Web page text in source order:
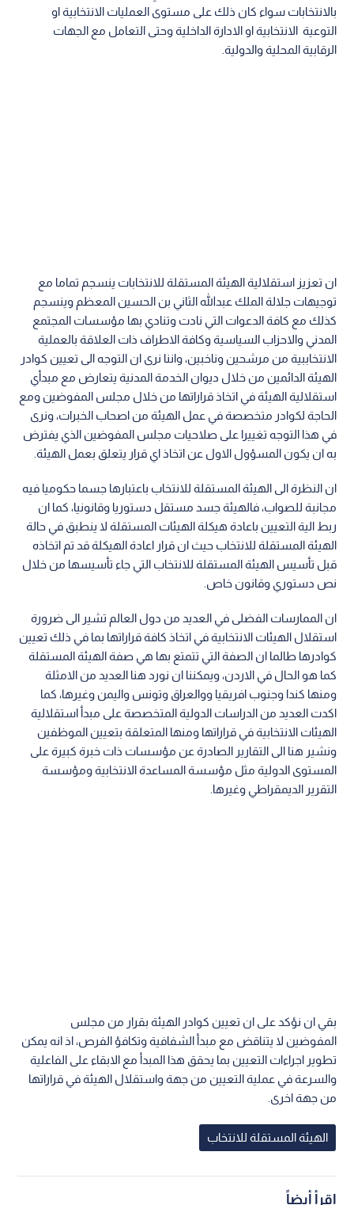
بالانتخابات سواء كان ذلك على مستوى العمليات الانتخابية او
التوعية الانتخابية او الادارة الداخلية وحتى التعامل مع الجهات
الرقابية المحلية والدولية.
ان تعزيز استقلالية الهيئة المستقلة للانتخابات ينسجم تماما مع
توجيهات جلالة الملك عبدالله الثاني بن الحسين المعظم وينسجم
كذلك مع كافة الدعوات التي نادت وتنادي بها مؤسسات المجتمع
المدني والاحزاب السياسية وكافة الاطراف ذات العلاقة بالعملية
الانتخاببية من مرشحين وناخبين، واننا نرى ان التوجه الى تعيين كوادر
الهيئة الدائمين من خلال ديوان الخدمة المدنية يتعارض مع مبدأي
استقلالية الهيئة في اتخاذ قراراتها من خلال مجلس المفوضين ومع
الحاجة لكوادر متخصصة في عمل الهيئة من اصحاب الخبرات، ونرى
في هذا التوجه تغييرا على صلاحيات مجلس المفوضين الذي يفترض
به ان يكون المسؤول الاول عن اتخاذ اي قرار يتعلق بعمل الهيئة.
ان النظرة الى الهيئة المستقلة للانتخاب باعتبارها جسما حكوميا فيه
مجانبة للصواب، فالهيئة جسد مستقل دستوريا وقانونيا، كما ان
ربط الية التعيين باعادة هيكلة الهيئات المستقلة لا ينطبق في حالة
الهيئة المستقلة للانتخاب حيث ان قرار اعادة الهيكلة قد تم اتخاذه
قبل تأسيس الهيئة المستقلة للانتخاب التي جاء تأسيسها من خلال
نص دستوري وقانون خاص.
ان الممارسات الفضلى في العديد من دول العالم تشير الى ضرورة
استقلال الهيئات الانتخابية في اتخاذ كافة قراراتها بما في ذلك تعيين
كوادرها طالما ان الصفة التي تتمتع بها هي صفة الهيئة المستقلة
كما هو الحال في الاردن، ويمكننا ان نورد هنا العديد من الامثلة
ومنها كندا وجنوب افريقيا ووالعراق وتونس واليمن وغيرها، كما
اكدت العديد من الدراسات الدولية المتخصصة على مبدأ استقلالية
الهيئات الانتخابية في قراراتها ومنها المتعلقة بتعيين الموظفين
ونشير هنا الى التقارير الصادرة عن مؤسسات ذات خبرة كبيرة على
المستوى الدولية مثل مؤسسة المساعدة الانتخابية ومؤسسة
التقرير الديمقراطي وغيرها.
بقي ان نؤكد على ان تعيين كوادر الهيئة بقرار من مجلس
المفوضين لا يتناقض مع مبدأ الشفافية وتكافؤ الفرص، اذ انه يمكن
تطوير اجراءات التعيين بما يحقق هذا المبدأ مع الابقاء على الفاعلية
والسرعة في عملية التعيين من جهة واستقلال الهيئة في قراراتها
من جهة اخرى.
الهيئة المستقلة للانتخاب
اقرأ أيضاً